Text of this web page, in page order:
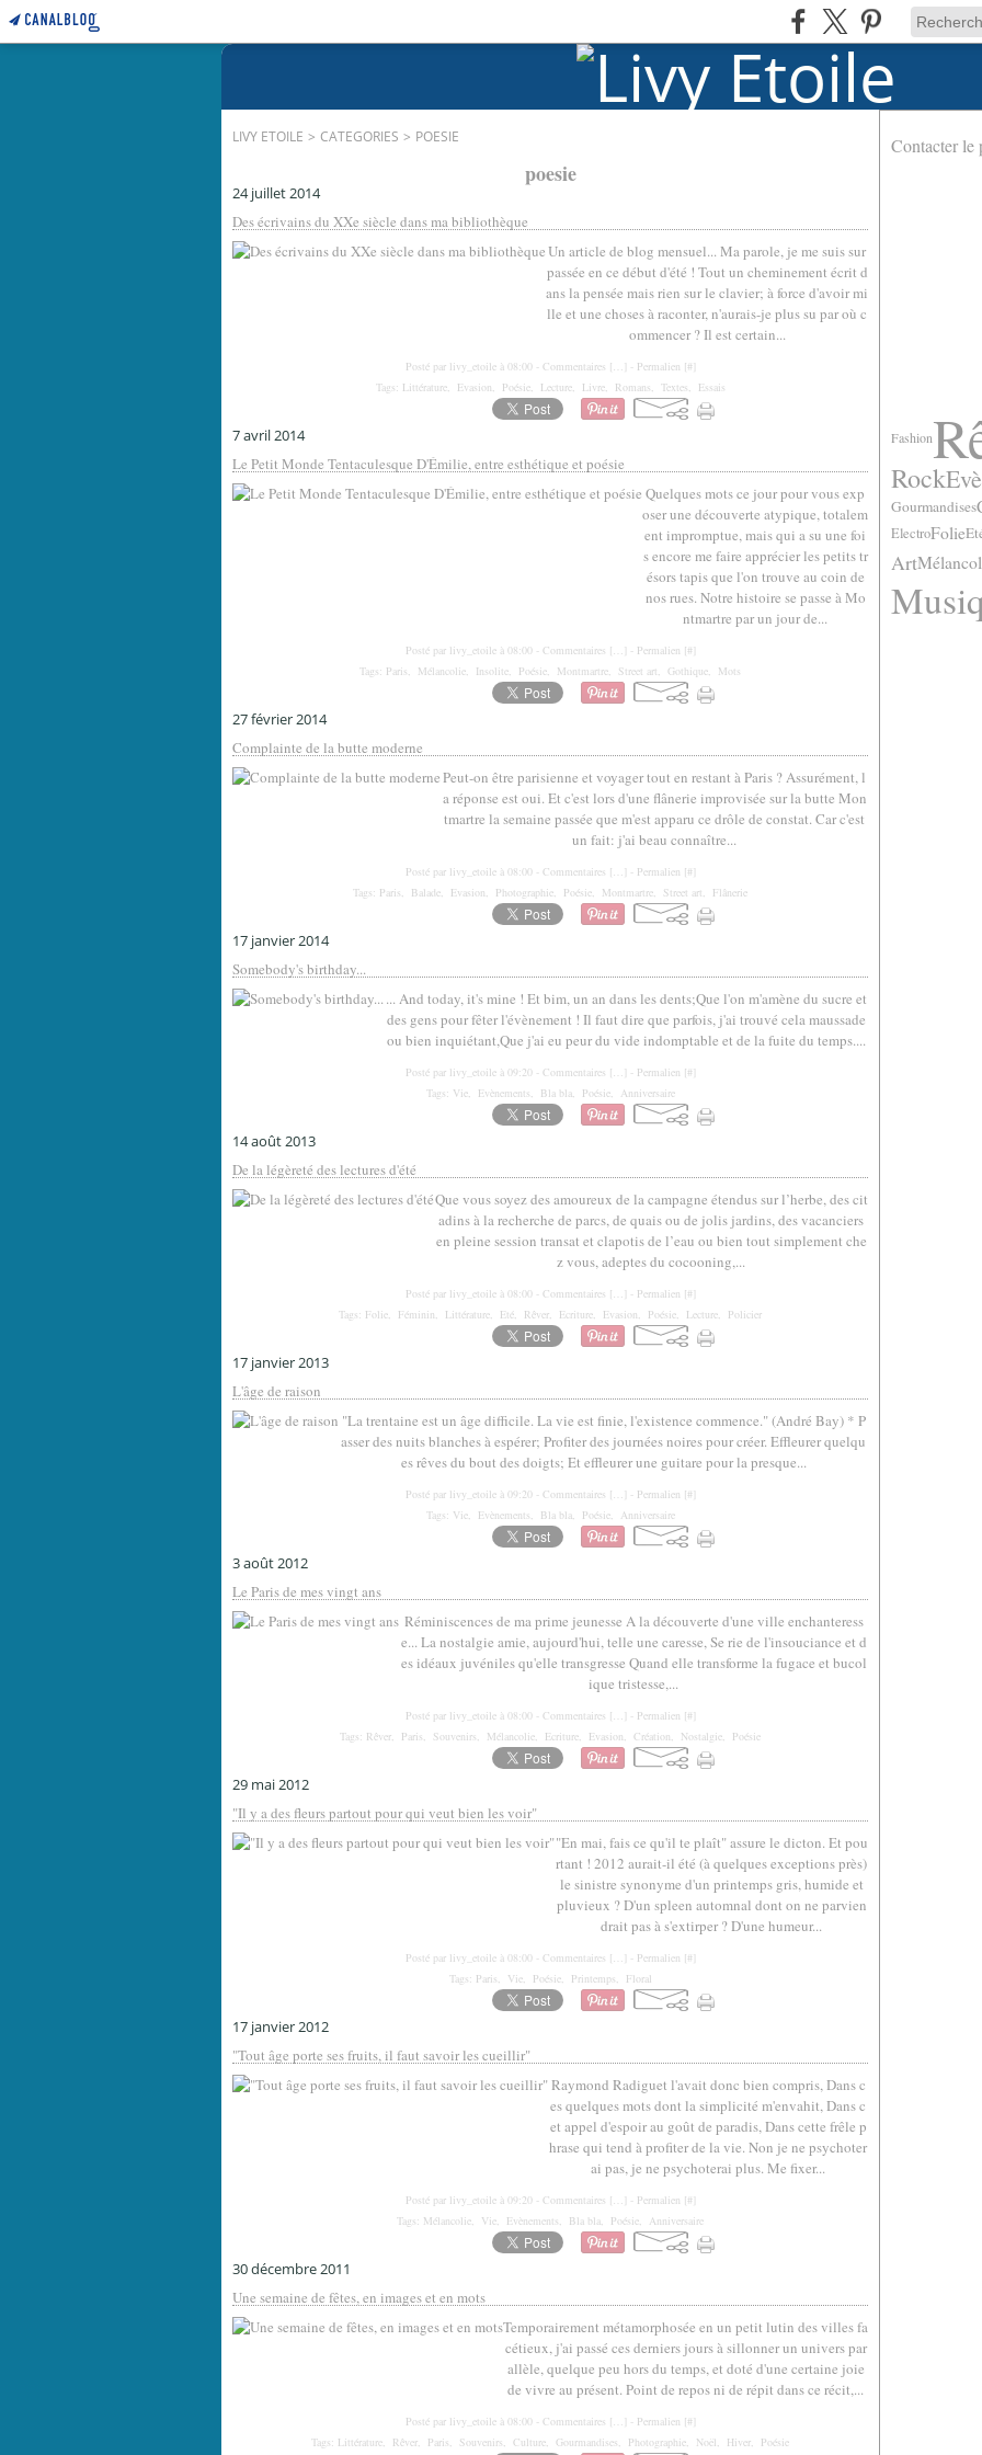
LIVY ETOILE > CATEGORIES > POESIE
poesie
24 juillet 2014
Des écrivains du XXe siècle dans ma bibliothèque
Un article de blog mensuel... Ma parole, je me suis sur
passée en ce début d'été ! Tout un cheminement écrit d
ans la pensée mais rien sur le clavier; à force d'avoir mi
lle et une choses à raconter, n'aurais-je plus su par où c
ommencer ? Il est certain...
Posté par livy_etoile à 08:00 - Commentaires [… - Permalien [#
Tags: Littérature, Evasion, Poésie, Lecture, Livre, Romans, Textes, Essais
7 avril 2014
Le Petit Monde Tentaculesque D'Émilie, entre esthétique et poésie
Quelques mots ce jour pour vous exp
oser une découverte atypique, totalem
ent impromptue, mais qui a su une foi
s encore me faire apprécier les petits tr
ésors tapis que l'on trouve au coin de
nos rues. Notre histoire se passe à Mo
ntmartre par un jour de...
Posté par livy_etoile à 08:00 - Commentaires [… - Permalien [#
Tags: Paris, Mélancolie, Insolite, Poésie, Montmartre, Street art, Gothique, Mots
27 février 2014
Complainte de la butte moderne
Peut-on être parisienne et voyager tout en restant à Paris ? Assurément, l
a réponse est oui. Et c'est lors d'une flânerie improvisée sur la butte Mon
tmartre la semaine passée que m'est apparu ce drôle de constat. Car c'est
un fait: j'ai beau connaître...
Posté par livy_etoile à 08:00 - Commentaires [… - Permalien [#
Tags: Paris, Balade, Evasion, Photographie, Poésie, Montmartre, Street art, Flânerie
17 janvier 2014
Somebody's birthday...
... And today, it's mine ! Et bim, un an dans les dents;Que l'on m'amène du sucre et
des gens pour fêter l'évènement ! Il faut dire que parfois, j'ai trouvé cela maussade
ou bien inquiétant,Que j'ai eu peur du vide indomptable et de la fuite du temps....
Posté par livy_etoile à 09:20 - Commentaires [… - Permalien [#
Tags: Vie, Evènements, Bla bla, Poésie, Anniversaire
14 août 2013
De la légèreté des lectures d'été
Que vous soyez des amoureux de la campagne étendus sur l’herbe, des cit
adins à la recherche de parcs, de quais ou de jolis jardins, des vacanciers
en pleine session transat et clapotis de l’eau ou bien tout simplement che
z vous, adeptes du cocooning,...
Posté par livy_etoile à 08:00 - Commentaires [… - Permalien [#
Tags: Folie, Féminin, Littérature, Eté, Rêver, Ecriture, Evasion, Poésie, Lecture, Policier
17 janvier 2013
L'âge de raison
"La trentaine est un âge difficile. La vie est finie, l'existence commence." (André Bay) * P
asser des nuits blanches à espérer; Profiter des journées noires pour créer. Effleurer quelqu
es rêves du bout des doigts; Et effleurer une guitare pour la presque...
Posté par livy_etoile à 09:20 - Commentaires [… - Permalien [#
Tags: Vie, Evènements, Bla bla, Poésie, Anniversaire
3 août 2012
Le Paris de mes vingt ans
Réminiscences de ma prime jeunesse A la découverte d'une ville enchanteress
e... La nostalgie amie, aujourd'hui, telle une caresse, Se rie de l'insouciance et d
es idéaux juvéniles qu'elle transgresse Quand elle transforme la fugace et bucol
ique tristesse,...
Posté par livy_etoile à 08:00 - Commentaires [… - Permalien [#
Tags: Rêver, Paris, Souvenirs, Mélancolie, Ecriture, Evasion, Création, Nostalgie, Poésie
29 mai 2012
"Il y a des fleurs partout pour qui veut bien les voir"
"En mai, fais ce qu'il te plaît" assure le dicton. Et pou
rtant ! 2012 aurait-il été (à quelques exceptions près)
le sinistre synonyme d'un printemps gris, humide et
pluvieux ? D'un spleen automnal dont on ne parvien
drait pas à s'extirper ? D'une humeur...
Posté par livy_etoile à 08:00 - Commentaires [… - Permalien [#
Tags: Paris, Vie, Poésie, Printemps, Floral
17 janvier 2012
"Tout âge porte ses fruits, il faut savoir les cueillir"
Raymond Radiguet l'avait donc bien compris, Dans c
es quelques mots dont la simplicité m'envahit, Dans c
et appel d'espoir au goût de paradis, Dans cette frêle p
hrase qui tend à profiter de la vie. Non je ne psychoter
ai pas, je ne psychoterai plus. Me fixer...
Posté par livy_etoile à 09:20 - Commentaires [… - Permalien [#
Tags: Mélancolie, Vie, Evènements, Bla bla, Poésie, Anniversaire
30 décembre 2011
Une semaine de fêtes, en images et en mots
Temporairement métamorphosée en un petit lutin des villes fa
cétieux, j'ai passé ces derniers jours à sillonner un univers par
allèle, quelque peu hors du temps, et doté d'une certaine joie
de vivre au présent. Point de repos ni de répit dans ce récit,...
Posté par livy_etoile à 08:00 - Commentaires [… - Permalien [#
Tags: Littérature, Rêver, Paris, Souvenirs, Culture, Gourmandises, Photographie, Noël, Hiver, Poésie
Contacter le
Fashion
Rock
Gourmandises
ElectroFolie
Art